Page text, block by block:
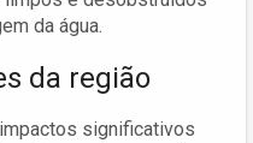
da água.
da região
significativos